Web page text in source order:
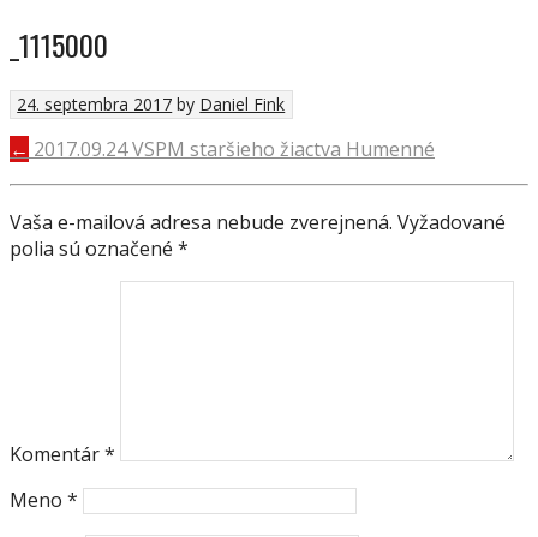
_1115000
24. septembra 2017 by Daniel Fink
NAVIGÁCIA
PRÍSPEVKU
← 2017.09.24 VSPM staršieho žiactva Humenné
Vaša e-mailová adresa nebude zverejnená. Vyžadované
polia sú označené *
Komentár*
Meno *